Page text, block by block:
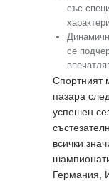
със
се
Спортният
пазара
успешен
всички
Германия,